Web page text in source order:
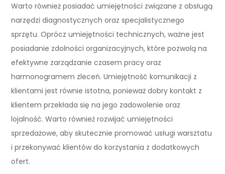
Warto również posiadać umiejętności związane z obsługą
narzędzi diagnostycznych oraz specjalistycznego
sprzętu. Oprócz umiejętności technicznych, ważne jest
posiadanie zdolności organizacyjnych, które pozwolą na
efektywne zarządzanie czasem pracy oraz
harmonogramem zleceń. Umiejętność komunikacji z
klientami jest równie istotna, ponieważ dobry kontakt z
klientem przekłada się na jego zadowolenie oraz
lojalność. Warto również rozwijać umiejętności
sprzedażowe, aby skutecznie promować usługi warsztatu
i przekonywać klientów do korzystania z dodatkowych
ofert.